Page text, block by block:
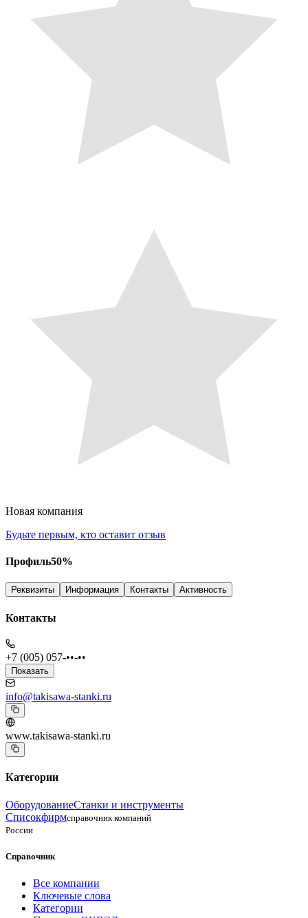
Новая компания
Будьте первым, кто оставит отзыв
Профиль50%
Реквизиты Информация Контакты Активность
Контакты
+7 (005) 057-••-••
Показать
info@takisawa-stanki.ru
www.takisawa-stanki.ru
Категории
ОборудованиеСтанки и инструменты
Списокфирмсправочник компаний
России
Справочник
Все компании
Ключевые слова
Категории